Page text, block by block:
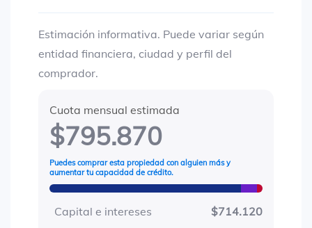
Estimación informativa. Puede variar según
entidad financiera, ciudad y perfil del
comprador.
Cuota mensual estimada
$795.870
Puedes comprar esta propiedad con alguien más y
aumentar tu capacidad de crédito.
Capital e intereses
$714.120